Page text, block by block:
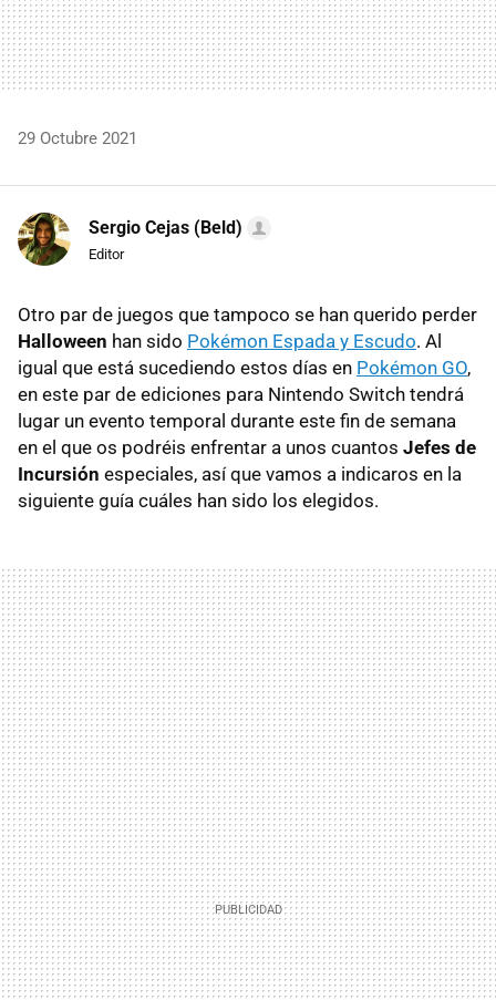
29 Octubre 2021
Sergio Cejas (Beld)
Editor
Otro par de juegos que tampoco se han querido perder
Halloween han sido Pokémon Espada y Escudo. Al
igual que está sucediendo estos días en Pokémon GO,
en este par de ediciones para Nintendo Switch tendrá
lugar un evento temporal durante este fin de semana
en el que os podréis enfrentar a unos cuantos Jefes de
Incursión especiales, así que vamos a indicaros en la
siguiente guía cuáles han sido los elegidos.